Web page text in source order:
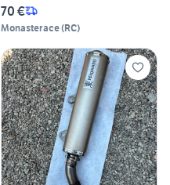
70 €
Monasterace(RC)